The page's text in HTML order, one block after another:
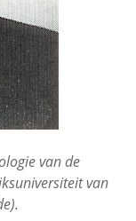
van de
van